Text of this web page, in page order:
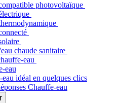
photovoltaïque
chaude sanitaire
eau
eau
idéal en quelques clics
Chauffe-eau